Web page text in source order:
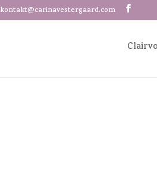
kontakt@carinavestergaard.com